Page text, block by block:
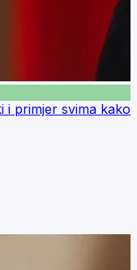
primjer svima kako